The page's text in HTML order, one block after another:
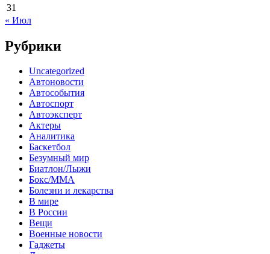
31
« Июл
Рубрики
Uncategorized
Автоновости
Автособытия
Автоспорт
Автоэксперт
Актеры
Аналитика
Баскетбол
Безумный мир
Биатлон/Лыжи
Бокс/MMA
Болезни и лекарства
В мире
В России
Вещи
Военные новости
Гаджеты